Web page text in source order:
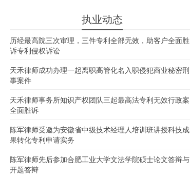
执业动态
历经最高院三次审理，三件专利全部无效，助客户全面胜
诉专利侵权诉讼
天禾律师成功办理一起离职高管化名入职侵犯商业秘密刑
事案件
天禾律师事务所知识产权团队三起最高法专利无效行政案
全面胜诉
陈军律师受邀为安徽省中级技术经理人培训班讲授科技成
果转化专利申请实务
陈军律师先后参加合肥工业大学文法学院硕士论文答辩与
开题答辩